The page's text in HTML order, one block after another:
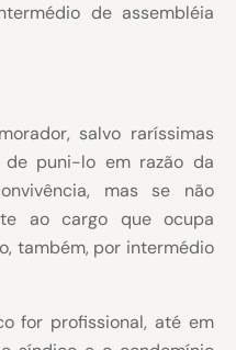
de assembléia
salvo raríssimas
de puni-lo em razão da
mas se não
ao cargo que ocupa
também, por intermédio
for profissional, até em